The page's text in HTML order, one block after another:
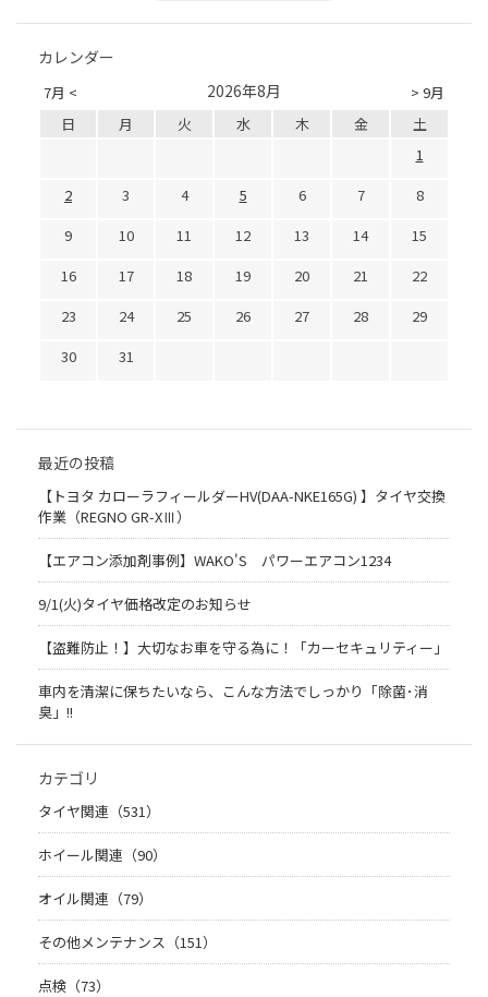
カレンダー
7月 < > 9月
2026年8月
日 月 火 水 木 金
土
1
2
3 4 5 6 7
8
9
10 11 12 13 14
15
16
17 18 19 20 21
22
23
24 25 26 27 28
29
30
31
最近の投稿
【トヨタ カローラフィールダーHV(DAA-NKE165G) 】タイヤ交換
作業（REGNO GR-XⅢ）
【エアコン添加剤事例】WAKO'S パワーエアコン1234
9/1(火)タイヤ価格改定のお知らせ
【盗難防止！】大切なお車を守る為に！「カーセキュリティー」
車内を清潔に保ちたいなら、こんな方法でしっかり「除菌･消
臭」!!
カテゴリ
タイヤ関連（531）
ホイール関連（90）
オイル関連（79）
その他メンテナンス（151）
点検（73）